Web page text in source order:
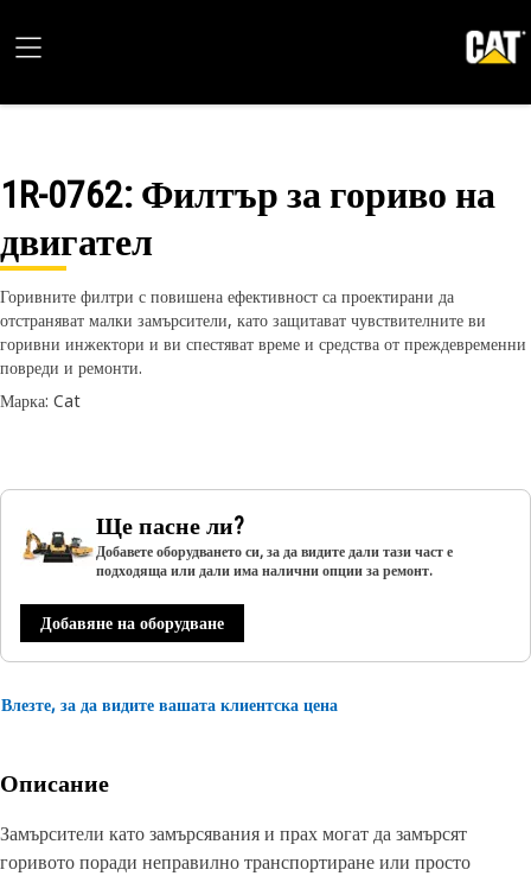
1R-0762: Филтър за гориво на
двигател
Горивните филтри с повишена ефективност са проектирани да
отстраняват малки замърсители, като защитават чувствителните ви
горивни инжектори и ви спестяват време и средства от преждевременни
повреди и ремонти.
Марка: Cat
Ще пасне ли?
Добавете оборудването си, за да видите дали тази част е
подходяща или дали има налични опции за ремонт.
Добавяне на оборудване
Влезте, за да видите вашата клиентска цена
Описание
Замърсители като замърсявания и прах могат да замърсят
горивото поради неправилно транспортиране или просто